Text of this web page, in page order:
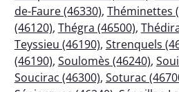
de-Faure (46330), Théminettes
(46120), Thégra (46500),
Teyssieu (46190), Strenquels
(46190), Soulomès (46240),
Soucirac (46300), Soturac